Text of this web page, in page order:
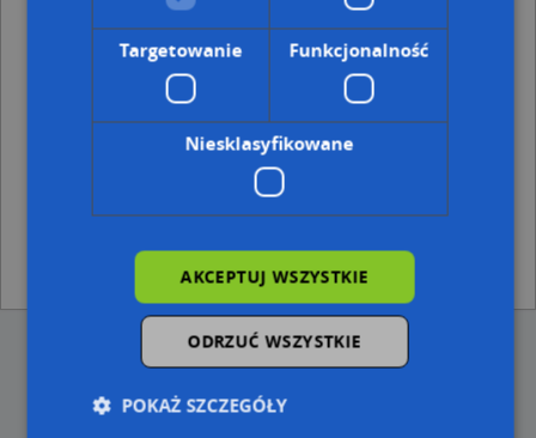
Adresy w pobliżu
Polkowice, Nasturcjowa 8A, Ulica (59-100) (→ 28 m)
Polkowice, Nasturcjowa 8B, Ulica (59-100) (→ 32 m)
Polkowice, Zgorzelecka 14, Ulica (59-100) (→ 33 m)
Polkowice, Nasturcjowa 5, Ulica (59-100) (→ 60 m)
Polkowice, Narcyzowa 9, Ulica (59-100) (→ 73 m)
Polkowice, Narcyzowa 7B, Ulica (59-100)
Polkowice, Narcyzowa 11, Ulica (59-100)
Polkowice, Nasturcjowa 4, Ulica (59-100) (→ 131 m)
Polkowice, Nasturcjowa 10, Ulica (59-100) (→ 139 m)
Polkowice, Fabryczna 6, Ulica (59-100) (→ 160 m)
Targetowanie Funkcjonalność
Niesklasyfikowane
AKCEPTUJ WSZYSTKIE
ODRZUĆ WSZYSTKIE
POKAŻ SZCZEGÓŁY